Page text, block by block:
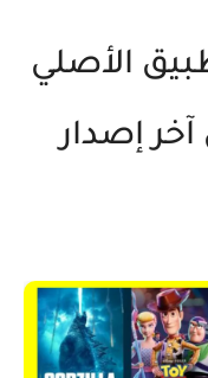
الأصلي
آخر إصدار